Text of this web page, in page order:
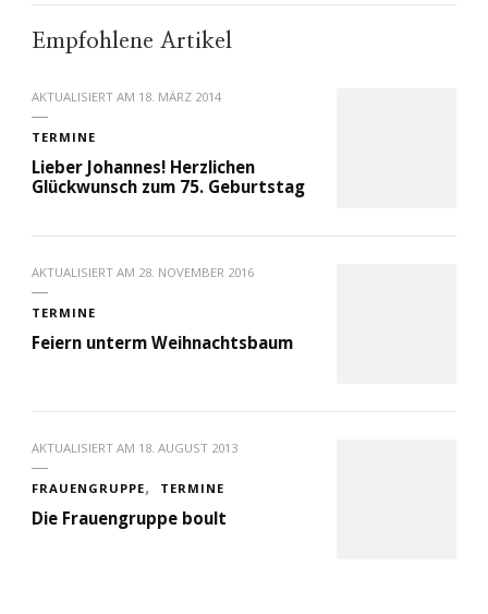
Empfohlene Artikel
AKTUALISIERT AM 18. MÄRZ 2014
TERMINE
Lieber Johannes! Herzlichen
Glückwunsch zum 75. Geburtstag
AKTUALISIERT AM 28. NOVEMBER 2016
TERMINE
Feiern unterm Weihnachtsbaum
AKTUALISIERT AM 18. AUGUST 2013
FRAUENGRUPPE TERMINE
Die Frauengruppe boult